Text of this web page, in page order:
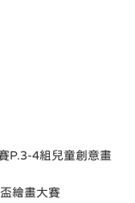
P.3-4組兒童創意畫
繪畫大賽